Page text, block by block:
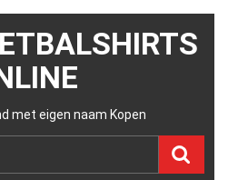
met eigen naam Kopen